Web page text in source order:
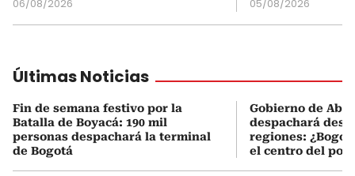
06/08/2026 05/08/2026
Últimas Noticias
Fin de semana festivo por la
Batalla de Boyacá: 190 mil
personas despachará la terminal
de Bogotá
Gobierno de
despachará
regiones:
el centro del